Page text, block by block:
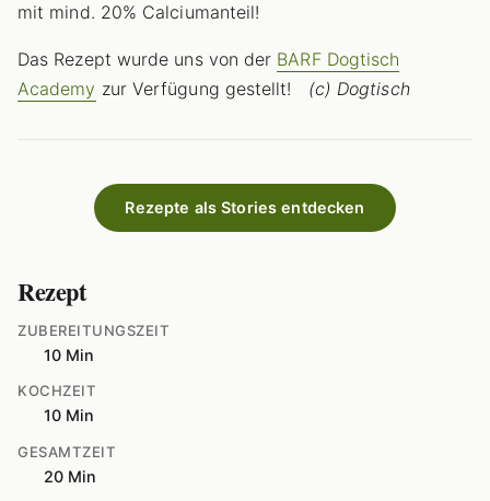
mit mind. 20% Calciumanteil!
Das Rezept wurde uns von der BARF Dogtisch
Academy zur Verfügung gestellt! (c) Dogtisch
Rezepte als Stories entdecken
Rezept
ZUBEREITUNGSZEIT
10 Min
KOCHZEIT
10 Min
GESAMTZEIT
20 Min